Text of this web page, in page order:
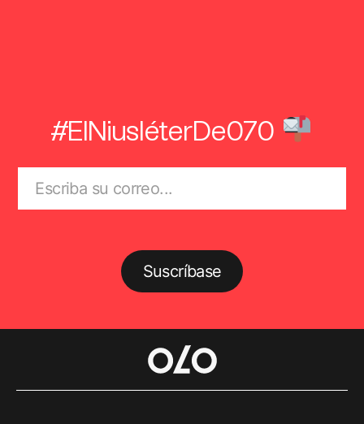
#ElNiusléterDe070
Suscríbase